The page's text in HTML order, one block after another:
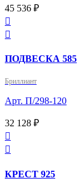
45 536 ₽


ПОДВЕСКА 585
Бриллиант
Арт. П/298-120
32 128 ₽


КРЕСТ 925